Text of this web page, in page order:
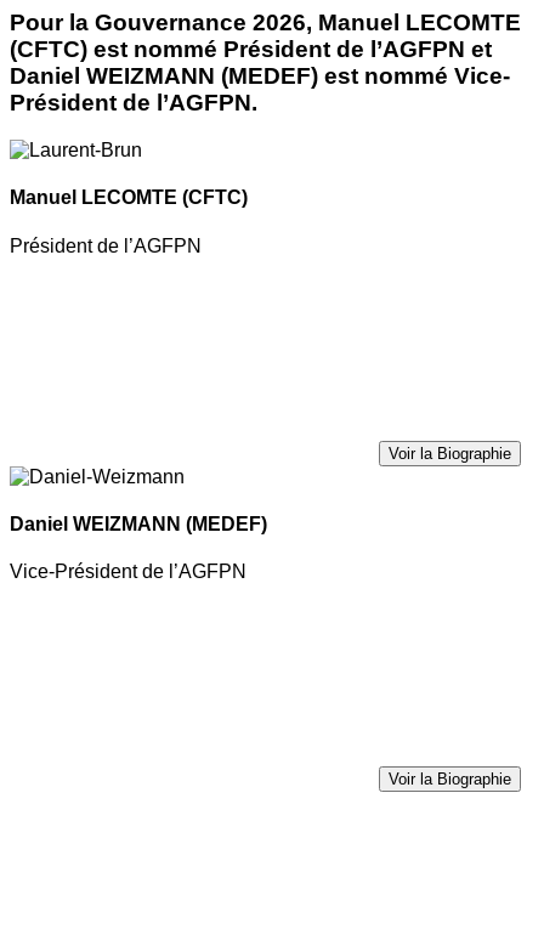
Pour la Gouvernance 2026, Manuel LECOMTE
(CFTC) est nommé Président de l’AGFPN et
Daniel WEIZMANN (MEDEF) est nommé Vice-
Président de l’AGFPN.
Manuel LECOMTE (CFTC)
Président de l’AGFPN
Voir la Biographie
Daniel WEIZMANN (MEDEF)
Vice-Président de l’AGFPN
Voir la Biographie